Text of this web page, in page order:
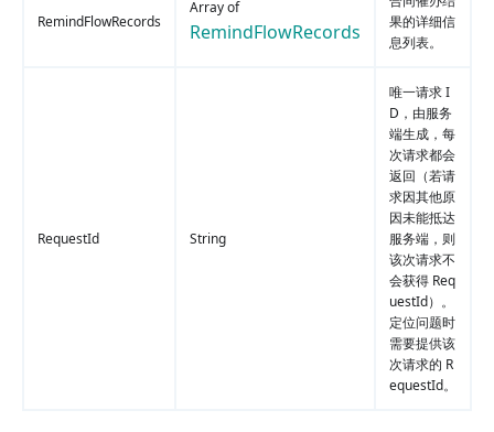
RemindFlowRecords
Array of
RemindFlowRecords
果的详细信
息列表。
RequestId String
唯一请求 I
D，由服务
端生成，每
次请求都会
返回（若请
求因其他原
因未能抵达
服务端，则
该次请求不
会获得 Req
uestId）。
定位问题时
需要提供该
次请求的 R
equestId。